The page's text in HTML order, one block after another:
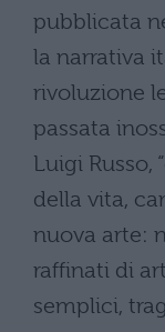
pubblicata
la narrativa
rivoluzione
passata
Luigi Russo,
della vita,
nuova arte:
raffinati di
semplici,